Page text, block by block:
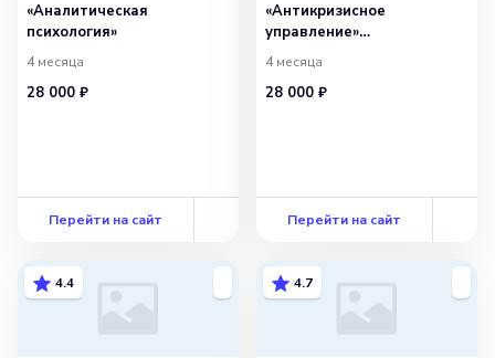
«Аналитическая
психология»
4 месяца
28 000 ₽
Перейти на сайт
«Антикризисное
управление»
с присвоением
квалификации «Менеджер
в области антикризисного
4 месяца
28 000 ₽
Перейти на сайт
4.4 4.7